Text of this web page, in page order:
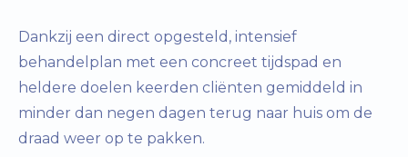
Dankzij een direct opgesteld, intensief
behandelplan met een concreet tijdspad en
heldere doelen keerden cliënten gemiddeld in
minder dan negen dagen terug naar huis om de
draad weer op te pakken.